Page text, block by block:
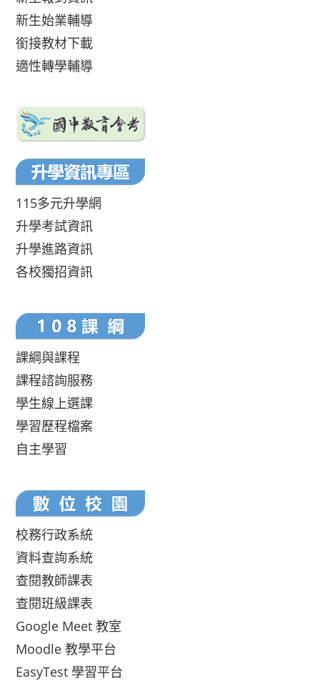
新生始業輔導
銜接教材下載
適性轉學輔導
115多元升學網
升學考試資訊
升學進路資訊
各校獨招資訊
課綱與課程
課程諮詢服務
學生線上選課
學習歷程檔案
自主學習
校務行政系統
資料查詢系統
查閱教師課表
查閱班級課表
Google Meet 教室
Moodle 教學平台
EasyTest 學習平台